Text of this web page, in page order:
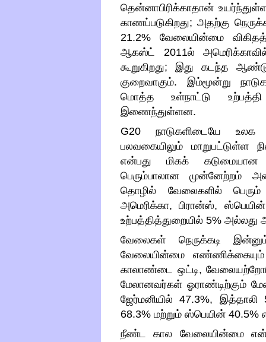
தென்னாபிரிக்காதான்
காணப்படுகிறது; அதற்கு
21.2%வேலையின்மை
ஆகஸ்ட் 2011ல்
கூறுகிறது; இது கடந்த ஆண்டு
குறைவாகும். இம்மூன்று
மொத்த உள்நாட்டு உற்பத்தி
இணைந்துள்ளன.
G20 நாடுகளிடையே உலக
பலவகையிலும் மாறுபட்டுள்ள
என்பது மிகக் கடுமையான
பெரும்பாலான முன்னேற்றம்
தொழில் வேலைகளில்
அமெரிக்கா,பிரான்ஸ், ஸ்பெயின்
உற்பத்தித்துறையில் 5% அல்லது
வேலைகள் நெருக்கடி
வேலையின்மை எண்ணிக்கையும்
காலாண்டை ஒட்டி,
மேலானவர்கள் ஓராண்டிற்கும்
ஜேர்மனியில் 47.3%, இத்தாலி
68.3% மற்றும் ஸ்பெயின் 40.5%
நீண்ட கால வேலையின்மை